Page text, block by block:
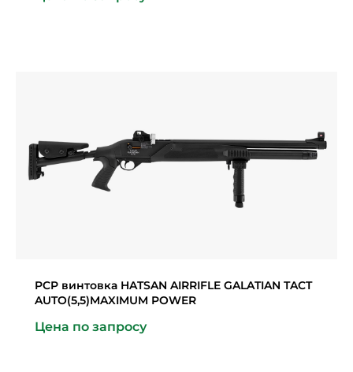
PCP винтовка HATSAN AIRRIFLE GALATIAN TACT
AUTO(5,5)MAXIMUM POWER
Цена по запросу